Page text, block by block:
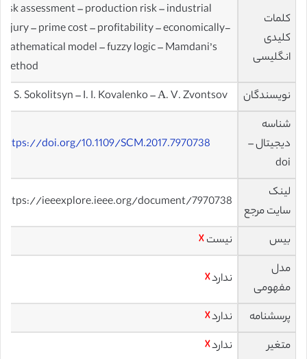
کلمات
کلیدی
انگلیسی
risk assessment – production risk – industrial
injury – prime cost – profitability – economically-
mathematical model – fuzzy logic – Mamdani’s
method
نویسندگان
A. S. Sokolitsyn – I. I. Kovalenko – А. V. Zvontsov
شناسه
دیجیتال –
doi
https://doi.org/10.1109/SCM.2017.7970738
لینک
سایت مرجع
https://ieeexplore.ieee.org/document/7970738
بیس نیست☓
مدل
مفهومی
ندارد☓
پرسشنامه ندارد☓
متغیر
ندارد☓